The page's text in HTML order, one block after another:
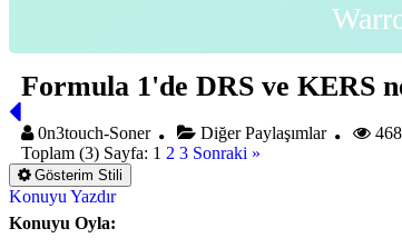
Formula 1'de DRS ve KERS
0n3touch-Soner Diğer Paylaşımlar
Toplam (3) Sayfa: 1 2 3 Sonraki »
Gösterim Stili
Konuyu Yazdır
Konuyu Oyla: